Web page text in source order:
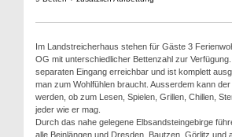
Im Landstreicherhaus stehen für Gäste 3
OG mit unterschiedlicher Bettenzahl zur
separaten Eingang erreichbar und ist komplett
man zum Wohlfühlen braucht. Ausserdem kann
werden, ob zum Lesen, Spielen, Grillen, Chillen,
jeder wie er mag.
Durch das nahe gelegene Elbsandsteingebirge
alle Beinlängen und Dresden, Bautzen, Görlitz und